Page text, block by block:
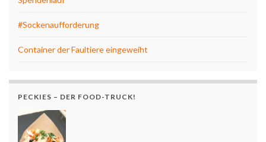
#Sockenaufforderung
Container der Faultiere eingeweiht
PECKIES – DER FOOD-TRUCK!